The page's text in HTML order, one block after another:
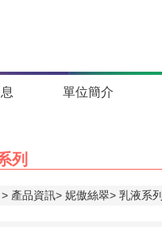
單位簡介
列
產品資訊 妮傲絲翠 乳液系列